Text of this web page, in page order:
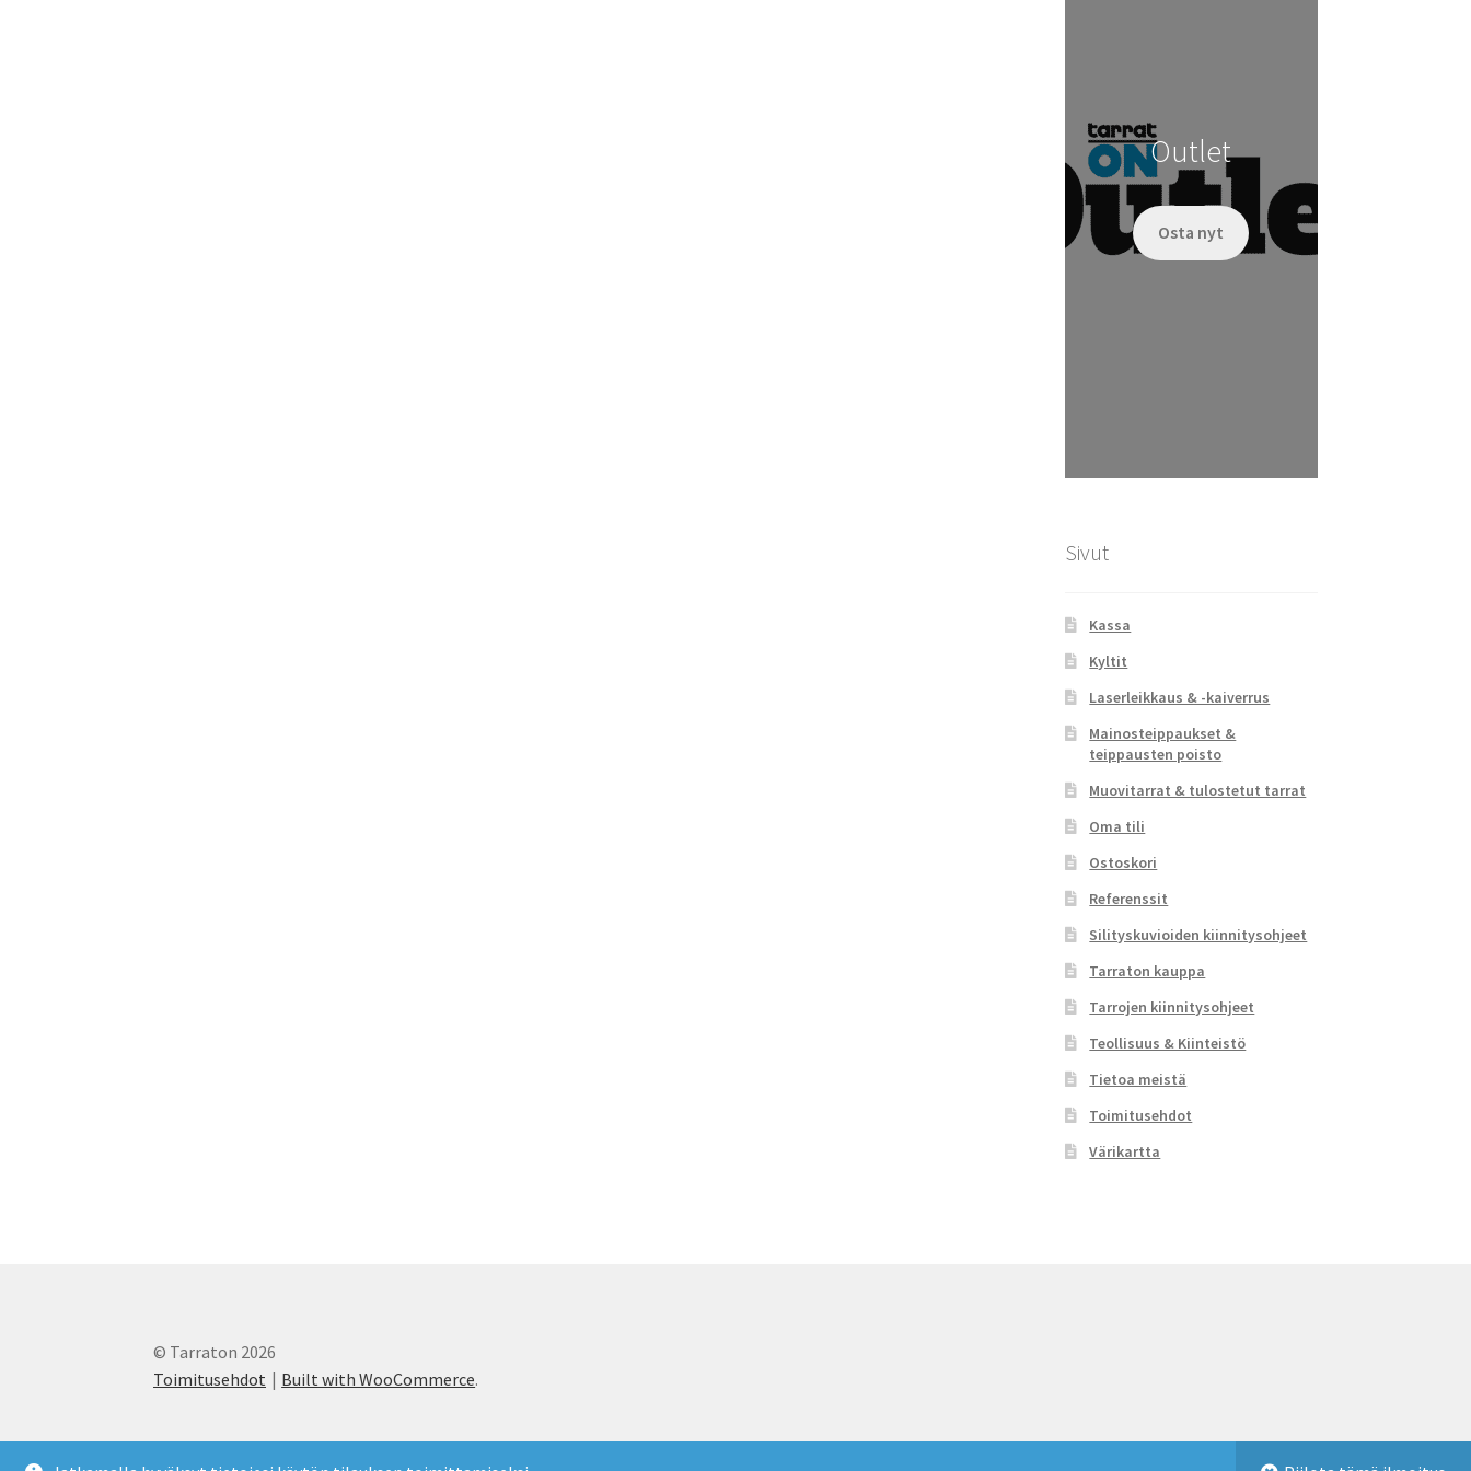
Outlet
Osta nyt
Sivut
Kassa
Kyltit
Laserleikkaus & -kaiverrus
Mainosteippaukset &
teippausten poisto
Muovitarrat & tulostetut tarrat
Oma tili
Ostoskori
Referenssit
Silityskuvioiden kiinnitysohjeet
Tarraton kauppa
Tarrojen kiinnitysohjeet
Teollisuus & Kiinteistö
Tietoa meistä
Toimitusehdot
Värikartta
© Tarraton 2026
Toimitusehdot
Built with WooCommerce.